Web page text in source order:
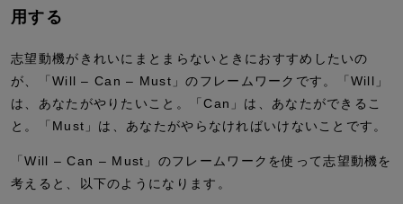
用する
志望動機がきれいにまとまらないときにおすすめしたいの
が、「Will – Can – Must」のフレームワークです。「Will」
は、あなたがやりたいこと。「Can」は、あなたができるこ
と。「Must」は、あなたがやらなければいけないことです。
「Will – Can – Must」のフレームワークを使って志望動機を
考えると、以下のようになります。